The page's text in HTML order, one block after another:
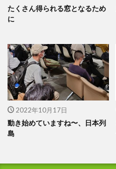
たくさん得られる窓となるため
に
2022年10月17日
動き始めていますね〜、日本列
島